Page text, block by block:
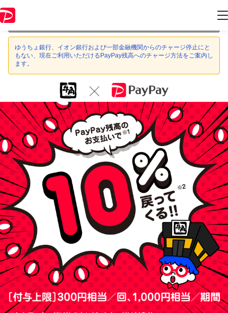
の情報はキャンペーン終了時点のものになります。
ゆうちょ銀行、イオン銀行および一部金融機関からのチャージ停止にと
もない、現在ご利用いただけるPayPay残高へのチャージ方法をご案内し
ます。